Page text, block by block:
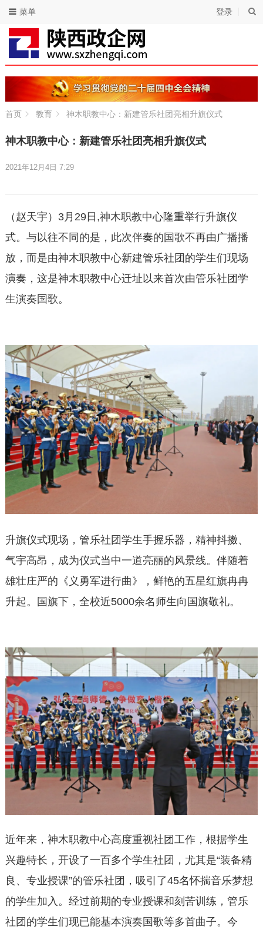
登录
菜单
首页 教育 神木职教中心：新建管乐社团亮相升旗仪式
神木职教中心：新建管乐社团亮相升旗仪式
2021年12月4日 7:29
（赵天宇）3月29日,神木职教中心隆重举行升旗仪
式。与以往不同的是，此次伴奏的国歌不再由广播播
放，而是由神木职教中心新建管乐社团的学生们现场
演奏，这是神木职教中心迁址以来首次由管乐社团学
生演奏国歌。
升旗仪式现场，管乐社团学生手握乐器，精神抖擞、
气宇高昂，成为仪式当中一道亮丽的风景线。伴随着
雄壮庄严的《义勇军进行曲》，鲜艳的五星红旗冉冉
升起。国旗下，全校近5000余名师生向国旗敬礼。
近年来，神木职教中心高度重视社团工作，根据学生
兴趣特长，开设了一百多个学生社团，尤其是“装备精
良、专业授课”的管乐社团，吸引了45名怀揣音乐梦想
的学生加入。经过前期的专业授课和刻苦训练，管乐
社团的学生们现已能基本演奏国歌等多首曲子。今